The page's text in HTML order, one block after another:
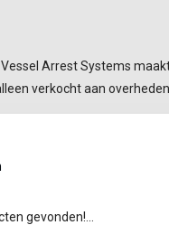
Vessel Arrest Systems
verkocht aan
gevonden!...